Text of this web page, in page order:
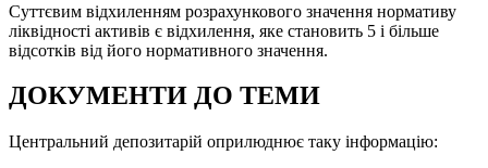
Суттєвим відхиленням розрахункового значення нормативу
ліквідності активів є відхилення, яке становить 5 і більше
відсотків від його нормативного значення.
ДОКУМЕНТИ ДО ТЕМИ
Центральний депозитарій оприлюднює таку інформацію: